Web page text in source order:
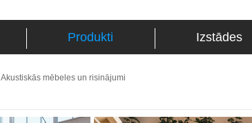
Produkti Izstādes
Akustiskās mēbeles un risinājumi